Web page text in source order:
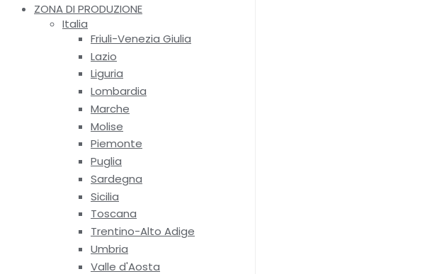
ZONA DI PRODUZIONE
Italia
Friuli-Venezia Giulia
Lazio
Liguria
Lombardia
Marche
Molise
Piemonte
Puglia
Sardegna
Sicilia
Toscana
Trentino-Alto Adige
Umbria
Valle d'Aosta